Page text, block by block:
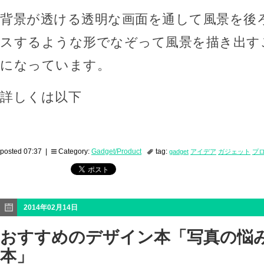
背景が透ける透明な画面を通して風景を後
スするような形でなぞって風景を描き出
になっています。
詳しくは以下
posted 07:37 | Category: Gadget/Product tag: gadget アイデア ガジェット プ
2014年02月14日
おすすめのデザイン本「写真の悩
本」